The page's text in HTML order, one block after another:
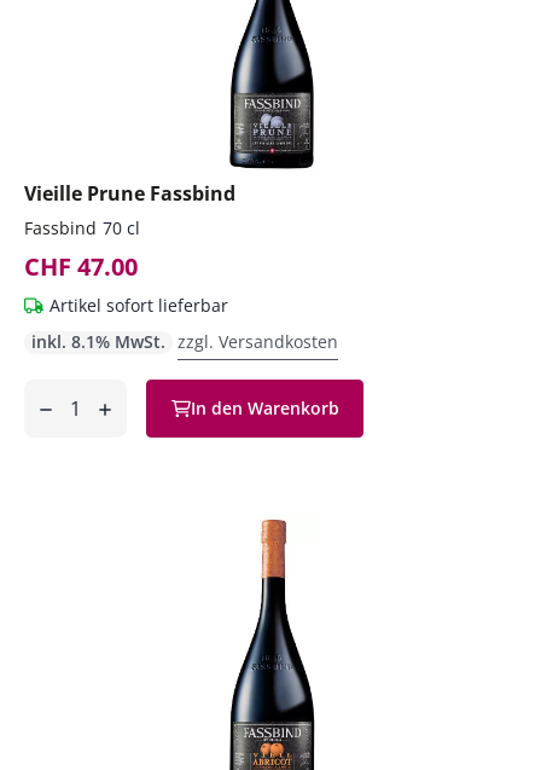
Vieille Prune Fassbind
Fassbind 70 cl
CHF 47.00
Artikel sofort lieferbar
inkl. 8.1% MwSt. zzgl. Versandkosten
hinzufügen
In den Warenkorb